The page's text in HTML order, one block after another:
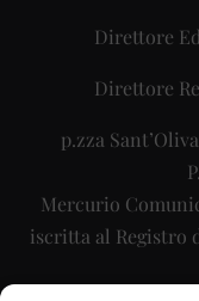
Direttore
Direttore
p.zza
Mercurio
iscritta al Registro